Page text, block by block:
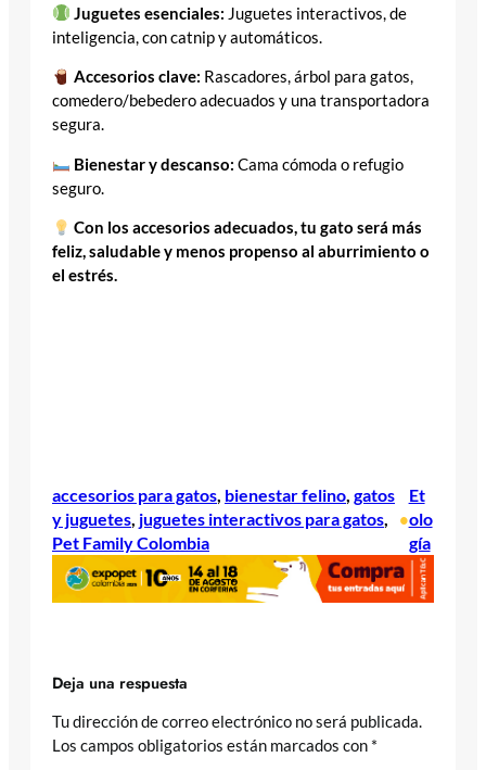
Juguetes esenciales: Juguetes interactivos, de
inteligencia, con catnip y automáticos.
Accesorios clave: Rascadores, árbol para gatos,
comedero/bebedero adecuados y una transportadora
segura.
Bienestar y descanso: Cama cómoda o refugio
seguro.
Con los accesorios adecuados, tu gato será más
feliz, saludable y menos propenso al aburrimiento o
el estrés.
accesorios para gatos, bienestar felino, gatos
y juguetes, juguetes interactivos para gatos
Pet Family Colombia
•
Et
olo
gía
Deja una respuesta
Tu dirección de correo electrónico no será publicada.
Los campos obligatorios están marcados con *